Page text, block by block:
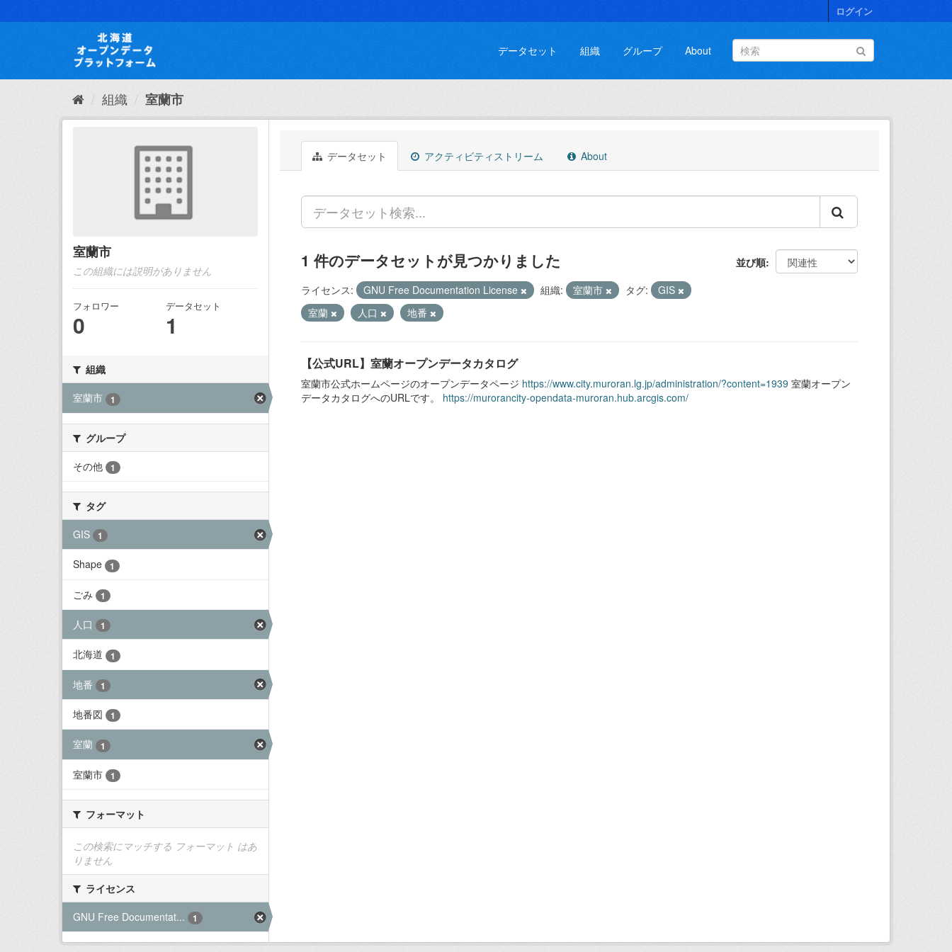
キ
て
ログイン
データセット 組織 グループ About
組織 室蘭市
室蘭市
この組織には説明がありません
フォロワー
0
データセット
1
組織
室蘭市
1
グループ
その他
1
タグ
GIS
1
Shape 1
ごみ 1
人口 1
北海道 1
地番 1
地番図 1
室蘭 1
室蘭市 1
フォーマット
この検索にマッチする フォーマット はあ
りません
ライセンス
GNU Free Documentat...
1
データセット アクティビティストリーム About
並び順
1 件のデータセットが見つかりました
ライセンス: GNU Free Documentation License 組織: 室蘭市 タグ:
GIS
室蘭
人口 地番
【公式URL】室蘭オープンデータカタログ
室蘭市公式ホームページのオープンデータページ https://www.city.muroran.lg.jp/administration/?content=1939 室蘭オープン
データカタログへのURLです。 https://murorancity-opendata-muroran.hub.arcgis.com/